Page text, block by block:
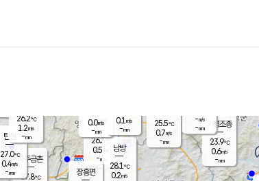
양주
26.3℃
0.5
-mm
파주금촌
27.8℃
가평조종
23.9℃
0.6m/s
-mm
25.5℃
0.7m/s
-mm
탄현
27.0℃
0.4m/s
-mm
-m/s
-mm
남방
28.1℃
0.2m/s
장흥면
0.0m/s
-mm
26.2℃
1.2m/s
-mm
0.1 m/s
-mm